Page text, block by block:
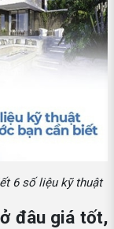
6 số liệu kỹ thuật
đâu giá tốt,